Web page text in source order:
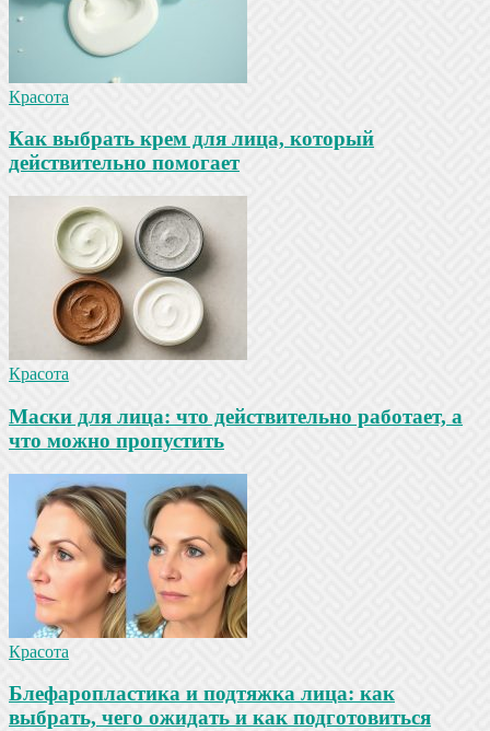
Красота
Как выбрать крем для лица, который
действительно помогает
Красота
Маски для лица: что действительно работает, а
что можно пропустить
Красота
Блефаропластика и подтяжка лица: как
выбрать, чего ожидать и как подготовиться